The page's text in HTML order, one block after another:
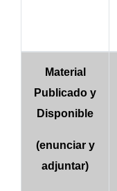
Material
Publicado y
Disponible
(enunciar y
adjuntar)